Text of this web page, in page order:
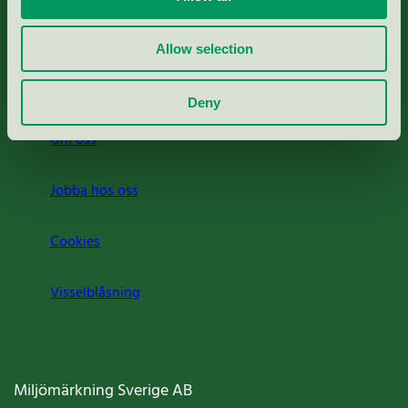
Allow selection
Deny
Rapporter & undersökningar
Press
Om oss
Jobba hos oss
Cookies
Visselblåsning
Miljömärkning Sverige AB